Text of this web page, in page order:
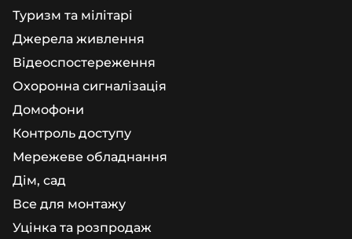
Туризм та мілітарі
Джерела живлення
Відеоспостереження
Охоронна сигналізація
Домофони
Контроль доступу
Мережеве обладнання
Дім, сад
Все для монтажу
Уцінка та розпродаж